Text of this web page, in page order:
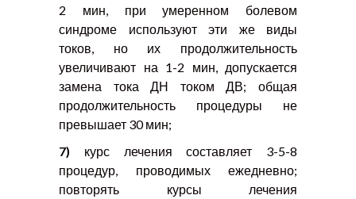
2 мин, при умеренном болевом
синдроме используют эти же виды
токов, но их продолжительность
увеличивают на 1-2 мин, допускается
замена тока ДН током ДВ; общая
продолжительность процедуры не
превышает 30 мин;
7) курс лечения составляет 3-5-8
процедур, проводимых ежедневно;
повторять курсы лечения